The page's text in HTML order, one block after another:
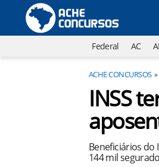
Federal AC
ACHE CONCURSOS
INSS
Beneficiários do
144 mil